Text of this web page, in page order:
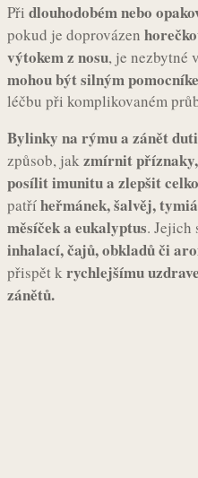
Při dlouhodobém nebo
pokud je doprovázen
výtokem z nosu, je nezbytné
mohou být silným
léčbu při komplikovaném
Bylinky na rýmu a zánět
způsob, jakzmírnit
posílit imunitu a zlepšit
patříheřmánek, šalvěj,
měsíček a eukalyptus. Jejich
inhalací, čajů, obkladů či
přispět krychlejšímu
zánětů.